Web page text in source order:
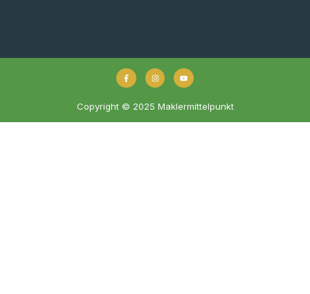
Copyright © 2025 Maklermittelpunkt